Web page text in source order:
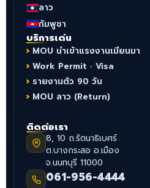
ลาว
กัมพูชา
บริการเด่น
MOU นำเข้าแรงงานเมียนมา
Work Permit · Visa
รายงานตัว 90 วัน
MOU ลาว (Return)
ติดต่อเรา
8, 10 ถ.รัตนาธิเบศร์
ต.บางกระสอ อ.เมือง
จ.นนทบุรี 11000
061-956-4444